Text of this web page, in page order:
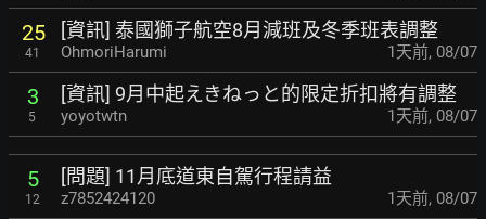
25
41
[資訊] 泰國獅子航空8月減班及冬季班表調整
OhmoriHarumi 1天前, 08/07
3
5
[資訊] 9月中起えきねっと的限定折扣將有調整
yoyotwtn 1天前, 08/07
5
12
[問題] 11月底道東自駕行程請益
z7852424120 1天前, 08/07